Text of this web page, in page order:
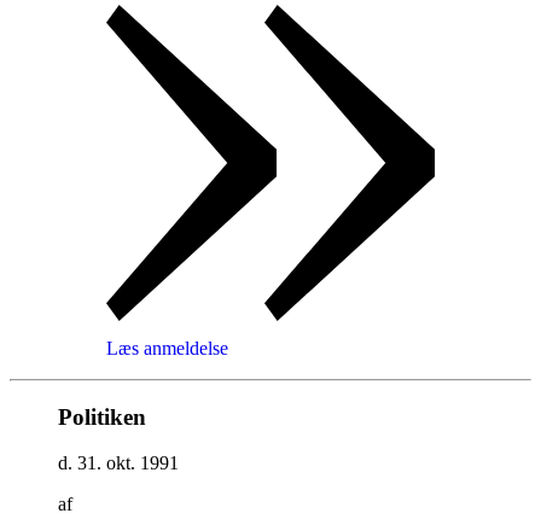
Læs anmeldelse
Politiken
d. 31. okt. 1991
af